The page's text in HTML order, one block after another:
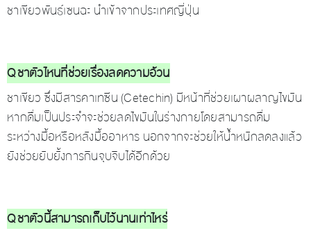
ชาเขียวพันธ์เซนฉะ นำเข้าจากประเทศญี่ปุ่น
Q ชาตัวไหนที่ช่วยเรื่องลดความอ้วน
ชาเขียว ซึ่งมีสารคาเทซีน (Cetechin) มีหน้าที่ช่วยเผาผลาญไขมัน
หากดื่มเป็นประจำจะช่วยลดไขมันในร่างกายโดยสามารถดื่ม
ระหว่างมื้อหรือหลังมื้ออาหาร นอกจากจะช่วยให้น้ำหนักลดลงแล้ว
ยังช่วยยับยั้งการกินจุบจิบได้อีกด้วย
Q ชาตัวนี้สามารถเก็บไว้นานเท่าไหร่